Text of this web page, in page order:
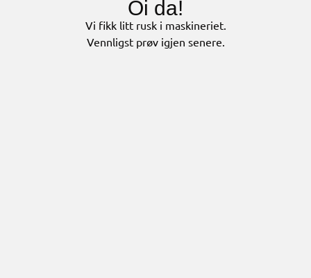
Oi da!
Vi fikk litt rusk i maskineriet.
Vennligst prøv igjen senere.